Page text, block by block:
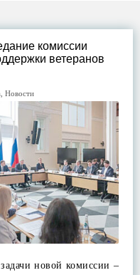
комиссии
ветеранов
Новости
новой комиссии –